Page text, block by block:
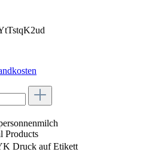
Products
Druck auf Etikett